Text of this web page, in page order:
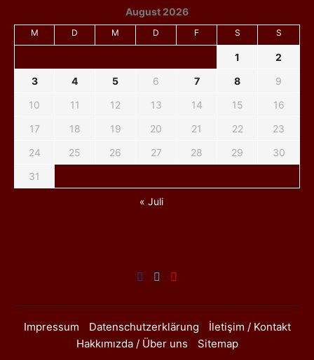
August 2026
M D M D F S S
1
2
3
4 5 6 7 8
9
10
11 12 13 14 15
16
17
18 19 20 21 22
23
24
25 26 27 28 29
30
31
« Juli
Impressum Datenschutzerklärung
İletişim / Kontakt
Hakkımızda / Über uns
Sitemap